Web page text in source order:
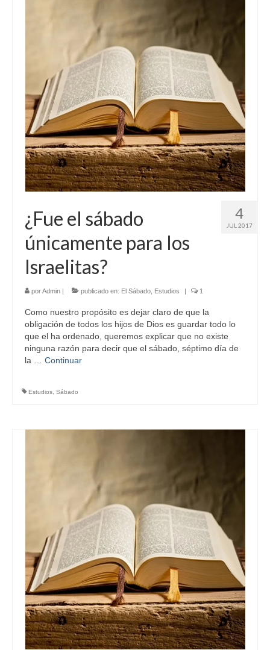
4
JUL 2017
¿Fue el sábado
únicamente para los
Israelitas?
porAdmin | publicado en: El Sábado Estudios | 1
Como nuestro propósito es dejar claro de que la
obligación de todos los hijos de Dios es guardar todo lo
que el ha ordenado, queremos explicar que no existe
ninguna razón para decir que el sábado, séptimo día de
la … Continuar
Estudios Sábado